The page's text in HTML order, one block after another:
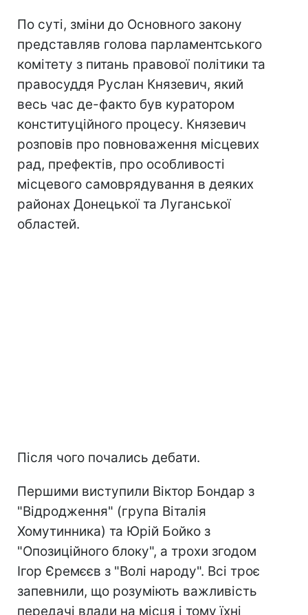
По суті, зміни до Основного закону
представляв голова парламентського
комітету з питань правової політики та
правосуддя Руслан Князевич, який
весь час де-факто був куратором
конституційного процесу. Князевич
розповів про повноваження місцевих
рад, префектів, про особливості
місцевого самоврядування в деяких
районах Донецької та Луганської
областей.
Після чого почались дебати.
Першими виступили Віктор Бондар з
"Відродження" (група Віталія
Хомутинника) та Юрій Бойко з
"Опозиційного блоку", а трохи згодом
Ігор Єремєєв з "Волі народу". Всі троє
запевнили, що розуміють важливість
передачі влади на місця і тому їхні